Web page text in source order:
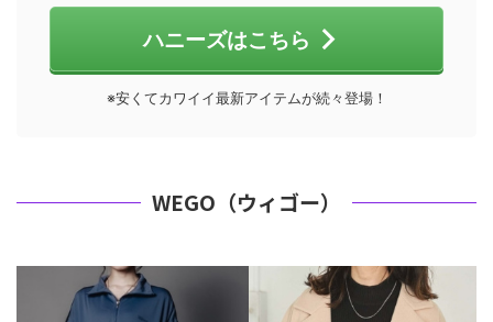
ハニーズはこちら
※安くてカワイイ最新アイテムが続々登場！
WEGO（ウィゴー）